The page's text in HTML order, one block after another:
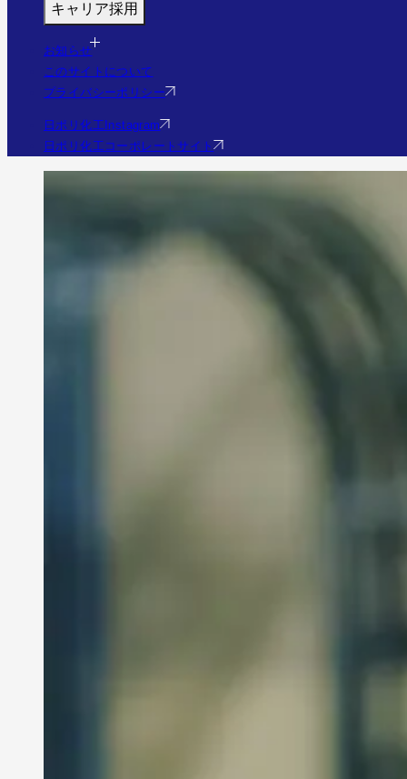
すぐわかる日ポリ化工
会社情報・沿革
事業・実績を見る（実績サイトへ）
福利厚生・研修
採用フロー
Q&A
社員の様子
エントリー
キャリア採用
募集職種
福利厚生・研修
Q&A
お知らせ
このサイトについて
プライバシーポリシー
日ポリ化工Instagram
日ポリ化工コーポレートサイト